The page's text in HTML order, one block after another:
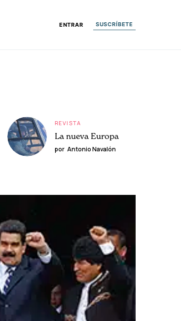
ENTRAR SUSCRÍBETE
REVISTA
La nueva Europa
por Antonio Navalón